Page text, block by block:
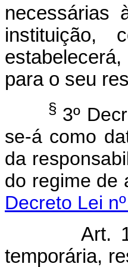
necessárias
instituição,
para o seu
§ 3º
se-á como
da
do regime
Decreto Lei
Art.
temporária,